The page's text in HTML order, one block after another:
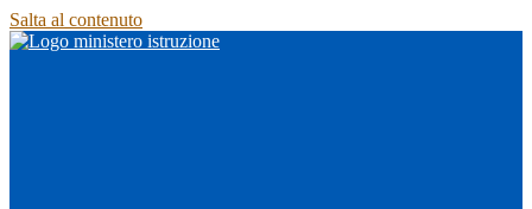
Salta al contenuto